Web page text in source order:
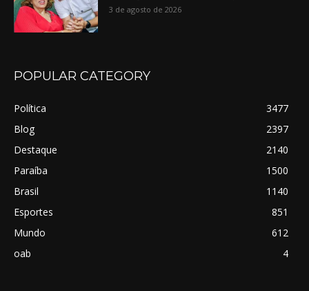
3 de agosto de 2026
POPULAR CATEGORY
Política
3477
Blog
2397
Destaque
2140
Paraíba
1500
Brasil
1140
Esportes
851
Mundo
612
oab
4